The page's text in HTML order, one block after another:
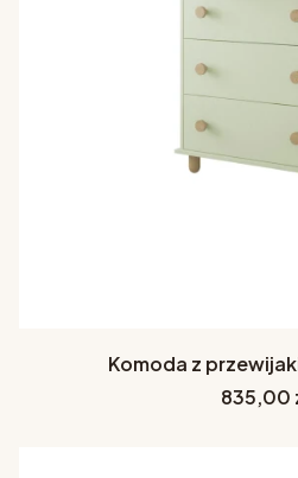
Komoda z
Cena
835,00